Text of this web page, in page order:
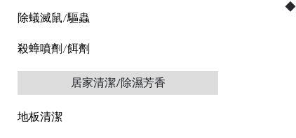
除蟻滅鼠/驅蟲
殺蟑噴劑/餌劑
居家清潔/除濕芳香
地板清潔
◆